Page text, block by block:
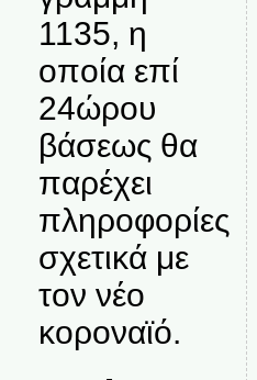
1135, η
οποία επί
24ώρου
βάσεως θα
παρέχει
πληροφορίες
σχετικά με
τον νέο
κοροναϊό.